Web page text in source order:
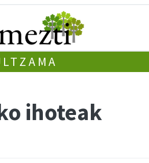
ihoteak